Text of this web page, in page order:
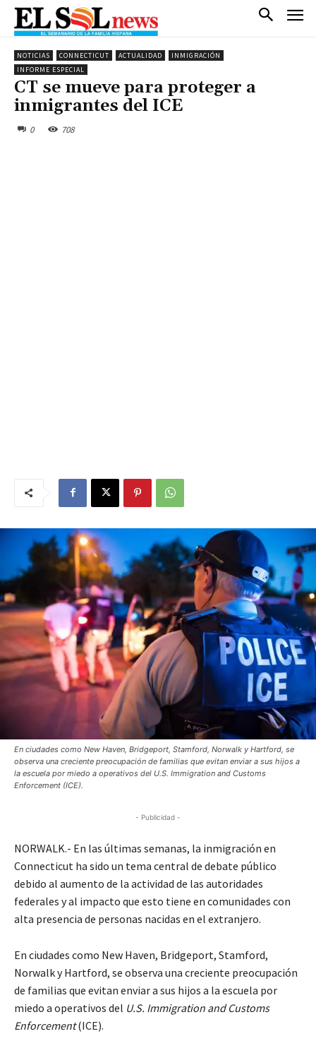
NOTICIAS CONNECTICUT ACTUALIDAD
INMIGRACIÓN
INFORME ESPECIAL
CT se mueve para proteger a
inmigrantes del ICE
0 708
En ciudades como New Haven, Bridgeport, Stamford, Norwalk y Hartford, se
observa una creciente preocupación de familias que evitan enviar a sus hijos a
la escuela por miedo a operativos del U.S. Immigration and Customs
Enforcement (ICE).
- Publicidad -
NORWALK.- En las últimas semanas, la inmigración en
Connecticut ha sido un tema central de debate público
debido al aumento de la actividad de las autoridades
federales y al impacto que esto tiene en comunidades con
alta presencia de personas nacidas en el extranjero.
En ciudades como New Haven, Bridgeport, Stamford,
Norwalk y Hartford, se observa una creciente preocupación
de familias que evitan enviar a sus hijos a la escuela por
miedo a operativos del U.S. Immigration and Customs
Enforcement(ICE).